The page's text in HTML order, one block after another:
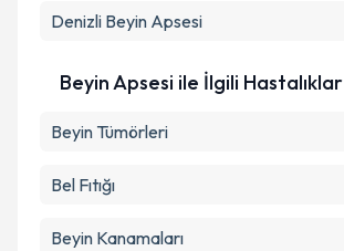
Denizli Beyin Apsesi
Beyin Apsesi ile İlgili Hastalıklar
Beyin Tümörleri
Bel Fıtığı
Beyin Kanamaları